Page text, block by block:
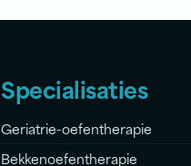
Specialisaties
Geriatrie-oefentherapie
Bekkenoefentherapie